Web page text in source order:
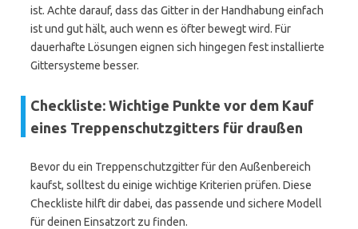
ist. Achte darauf, dass das Gitter in der Handhabung einfach
ist und gut hält, auch wenn es öfter bewegt wird. Für
dauerhafte Lösungen eignen sich hingegen fest installierte
Gittersysteme besser.
Checkliste: Wichtige Punkte vor dem Kauf
eines Treppenschutzgitters für draußen
Bevor du ein Treppenschutzgitter für den Außenbereich
kaufst, solltest du einige wichtige Kriterien prüfen. Diese
Checkliste hilft dir dabei, das passende und sichere Modell
für deinen Einsatzort zu finden.